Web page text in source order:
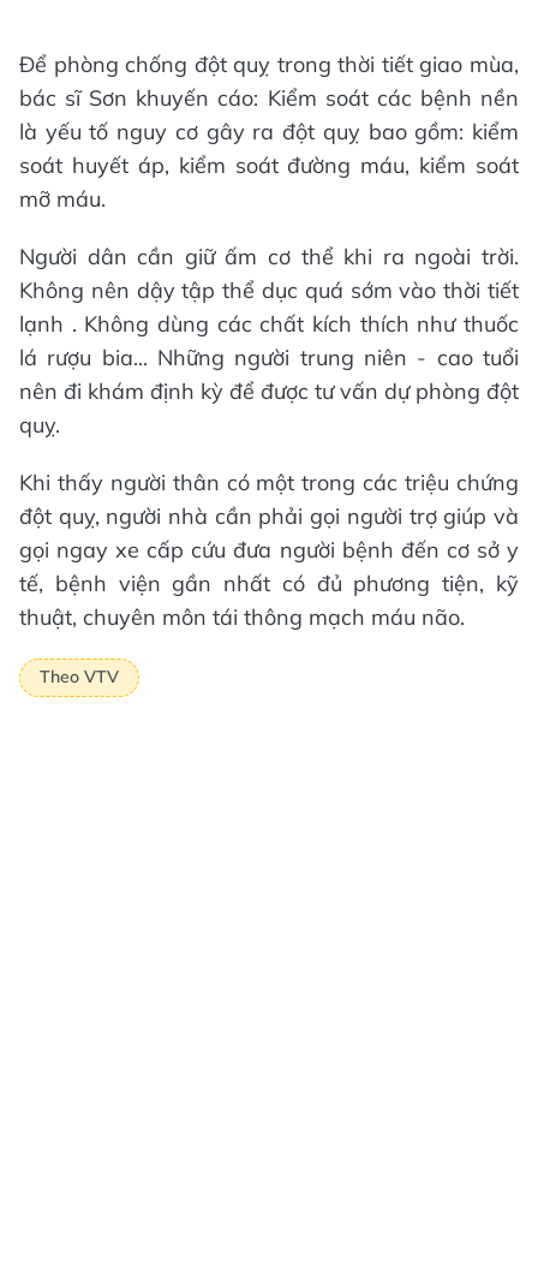
Để phòng chống đột quỵ trong thời tiết giao mùa,
bác sĩ Sơn khuyến cáo: Kiểm soát các bệnh nền
là yếu tố nguy cơ gây ra đột quỵ bao gồm: kiểm
soát huyết áp, kiểm soát đường máu, kiểm soát
mỡ máu.
Người dân cần giữ ấm cơ thể khi ra ngoài trời.
Không nên dậy tập thể dục quá sớm vào thời tiết
lạnh . Không dùng các chất kích thích như thuốc
lá rượu bia... Những người trung niên - cao tuổi
nên đi khám định kỳ để được tư vấn dự phòng đột
quỵ.
Khi thấy người thân có một trong các triệu chứng
đột quỵ, người nhà cần phải gọi người trợ giúp và
gọi ngay xe cấp cứu đưa người bệnh đến cơ sở y
tế, bệnh viện gần nhất có đủ phương tiện, kỹ
thuật, chuyên môn tái thông mạch máu não.
Theo VTV